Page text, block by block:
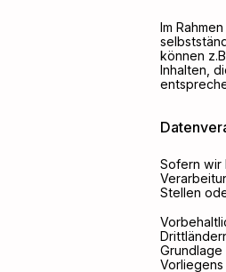
Im
können
Inhalten,
Sofern wir
Stellen